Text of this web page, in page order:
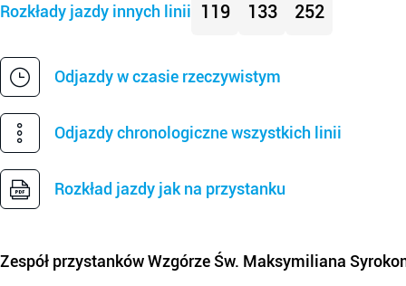
Rozkłady jazdy innych linii 119 133 252
Odjazdy w czasie rzeczywistym
Odjazdy chronologiczne wszystkich linii
Rozkład jazdy jak na przystanku
Zespół przystankówWzgórze Św. Maksymiliana